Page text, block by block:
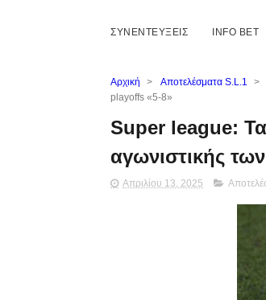
ΣΥΝΕΝΤΕΥΞΕΙΣ INFO BET
Αρχική > Αποτελέσματα S.L.1 >
playoffs «5-8»
Super league:
αγωνιστικής
Απριλίου 13, 2025